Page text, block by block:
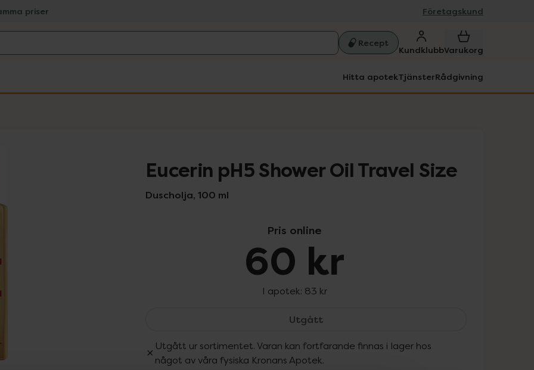
priser Företagskund
Recept
KundklubbVarukorg
Hitta apotekTjänsterRådgivning
Eucerin pH5 Shower Oil Travel Size
Duscholja, 100 ml
Pris online
60 kr
I apotek: 83 kr
UtgåttEucerin pH5 Shower Oil Travel Size, 60 kr.
Utgått ur sortimentet. Varan kan fortfarande finnas i lager hos
något av våra fysiska Kronans Apotek.